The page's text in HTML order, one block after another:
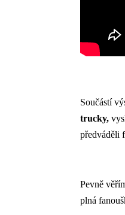
Součástí
trucky,
předváděli
Pevně
plná